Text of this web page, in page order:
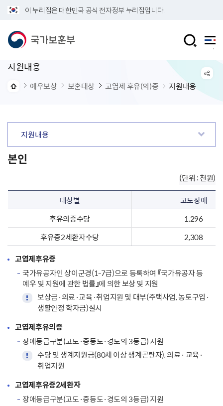
이 누리집은 대한민국 공식 전자정부 누리집입니다.
지원내용
예우보상 보훈대상 고엽제 후유(의)증 지원내용
지원내용
본인
(단위 : 천원)
대상별
고도장애
후유의증수당
1,296
후유증2세환자수당
2,308
고엽제후유증
국가유공자인 상이군경(1-7급)으로 등록하여 『국가유공자 등
예우 및 지원에 관한 법률』에 의한 보상 및 지원
보상금·의료·교육·취업지원 및 대부(주택사업, 농토구입·
생활안정 학자금)실시
고엽제후유의증
장애등급구분(고도·중등도·경도의 3등급) 지원
수당 및 생계지원금(80세 이상 생계곤란자), 의료· 교육·
취업지원
고엽제후유증2세환자
장애등급구분(고도·중등도·경도의 3등급) 지원